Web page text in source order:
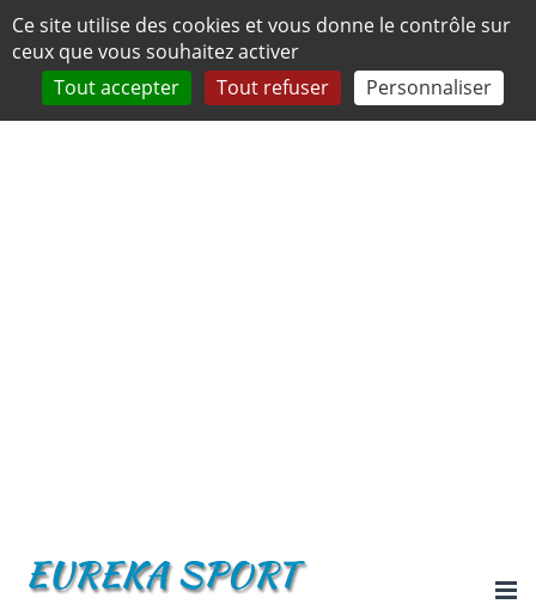
Panneau de gestion des cookies
Ce site utilise des cookies et vous donne le contrôle sur
ceux que vous souhaitez activer
Tout accepter
Tout refuser Personnaliser